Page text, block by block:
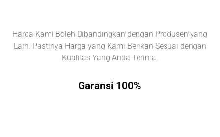
Harga Kami Boleh Dibandingkan dengan Produsen yang
Lain. Pastinya Harga yang Kami Berikan Sesuai dengan
Kualitas Yang Anda Terima.
Garansi 100%